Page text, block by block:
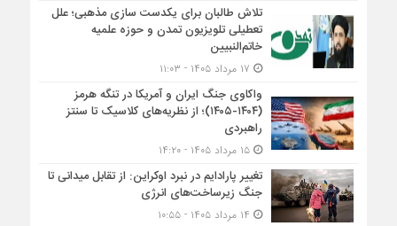
تلاش طالبان برای یکدست سازی مذهبی؛ علل
تعطیلی تلویزیون تمدن و حوزه علمیه
خاتم‌النبیین
واکاوی جنگ ایران و آمریکا در تنگه هرمز
(۱۴۰۴-۱۴۰۵)؛ از نظریه‌های کلاسیک تا سنتز
راهبردی
۱۵ مرداد ۱۴۰۵ - ۱۴:۲۰
تغییر پارادایم در نبرد اوکراین: از تقابل میدانی تا
جنگ زیرساخت‌های انرژی